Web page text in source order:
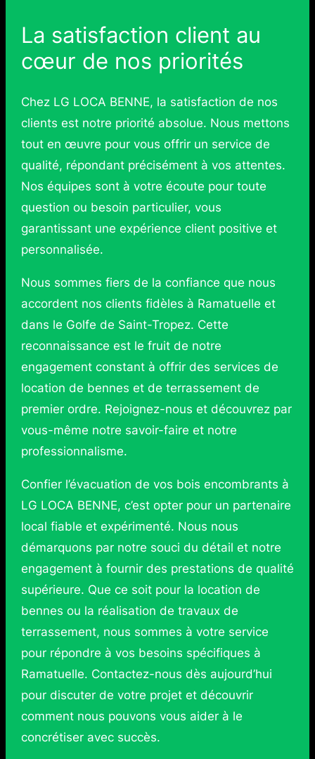
La satisfaction client au
cœur de nos priorités
Chez LG LOCA BENNE, la satisfaction de nos
clients est notre priorité absolue. Nous mettons
tout en œuvre pour vous offrir un service de
qualité, répondant précisément à vos attentes.
Nos équipes sont à votre écoute pour toute
question ou besoin particulier, vous
garantissant une expérience client positive et
personnalisée.
Nous sommes fiers de la confiance que nous
accordent nos clients fidèles à Ramatuelle et
dans le Golfe de Saint-Tropez. Cette
reconnaissance est le fruit de notre
engagement constant à offrir des services de
location de bennes et de terrassement de
premier ordre. Rejoignez-nous et découvrez par
vous-même notre savoir-faire et notre
professionnalisme.
Confier l’évacuation de vos bois encombrants à
LG LOCA BENNE, c’est opter pour un partenaire
local fiable et expérimenté. Nous nous
démarquons par notre souci du détail et notre
engagement à fournir des prestations de qualité
supérieure. Que ce soit pour la location de
bennes ou la réalisation de travaux de
terrassement, nous sommes à votre service
pour répondre à vos besoins spécifiques à
Ramatuelle. Contactez-nous dès aujourd’hui
pour discuter de votre projet et découvrir
comment nous pouvons vous aider à le
concrétiser avec succès.